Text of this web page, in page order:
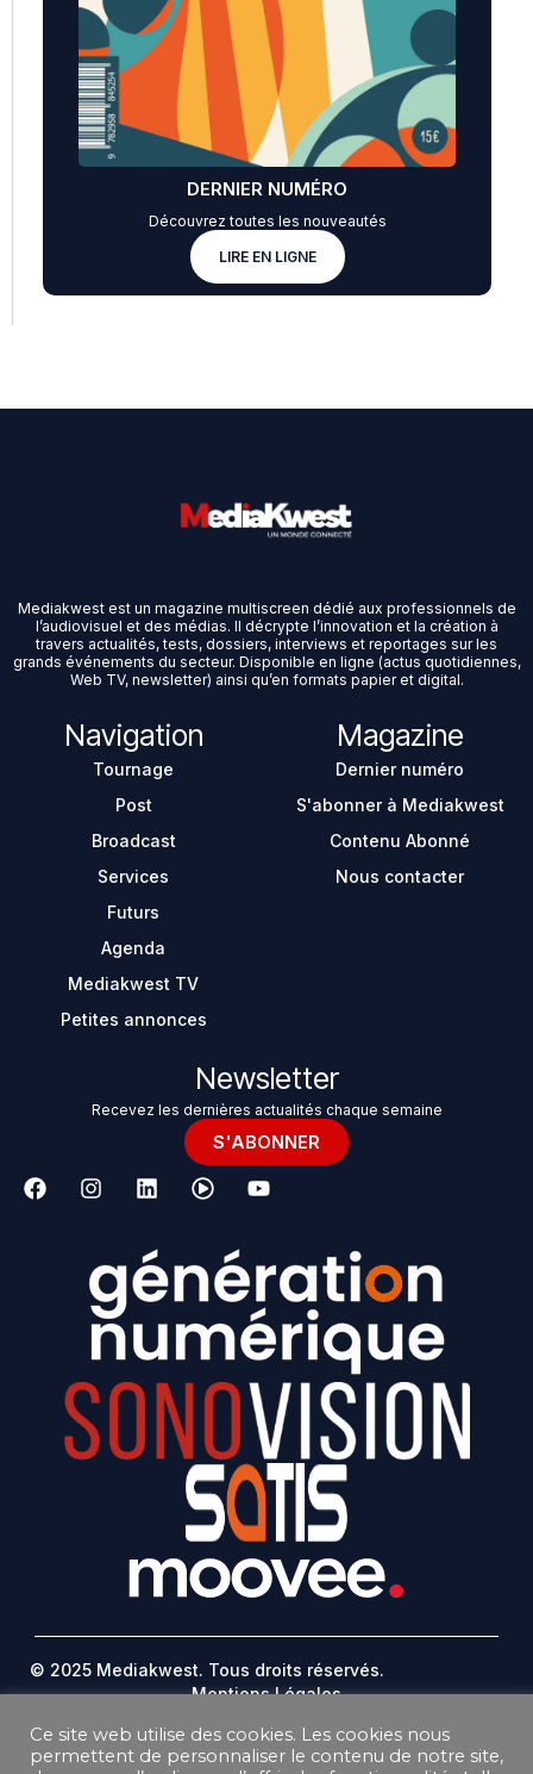
DERNIER NUMÉRO
Découvrez toutes les nouveautés
LIRE EN LIGNE
Mediakwest est un magazine multiscreen dédié aux professionnels de
l’audiovisuel et des médias. Il décrypte l’innovation et la création à
travers actualités, tests, dossiers, interviews et reportages sur les
grands événements du secteur. Disponible en ligne (actus quotidiennes,
Web TV, newsletter) ainsi qu’en formats papier et digital.
Navigation
Tournage
Post
Broadcast
Services
Futurs
Agenda
Mediakwest TV
Petites annonces
Magazine
Dernier numéro
S'abonner à Mediakwest
Contenu Abonné
Nous contacter
Newsletter
Recevez les dernières actualités chaque semaine
S'ABONNER
© 2025 Mediakwest. Tous droits réservés.
Mentions Légales
Contact
Plan Du Site
Ce site web utilise des cookies. Les cookies nous
permettent de personnaliser le contenu de notre site,